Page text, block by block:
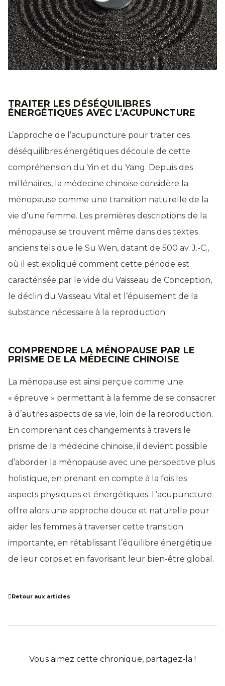
TRAITER LES DÉSÉQUILIBRES
ÉNERGÉTIQUES AVEC L’ACUPUNCTURE
L’approche de l’acupuncture pour traiter ces
déséquilibres énergétiques découle de cette
compréhension du Yin et du Yang. Depuis des
millénaires, la médecine chinoise considère la
ménopause comme une transition naturelle de la
vie d’une femme. Les premières descriptions de la
ménopause se trouvent même dans des textes
anciens tels que le Su Wen, datant de 500 av. J.-C.,
où il est expliqué comment cette période est
caractérisée par le vide du Vaisseau de Conception,
le déclin du Vaisseau Vital et l’épuisement de la
substance nécessaire à la reproduction.
COMPRENDRE LA MÉNOPAUSE PAR LE
PRISME DE LA MÉDECINE CHINOISE
La ménopause est ainsi perçue comme une
« épreuve » permettant à la femme de se consacrer
à d’autres aspects de sa vie, loin de la reproduction.
En comprenant ces changements à travers le
prisme de la médecine chinoise, il devient possible
d’aborder la ménopause avec une perspective plus
holistique, en prenant en compte à la fois les
aspects physiques et énergétiques. L’acupuncture
offre alors une approche douce et naturelle pour
aider les femmes à traverser cette transition
importante, en rétablissant l’équilibre énergétique
de leur corps et en favorisant leur bien-être global.
Retour aux articles
Vous aimez cette chronique, partagez-la !